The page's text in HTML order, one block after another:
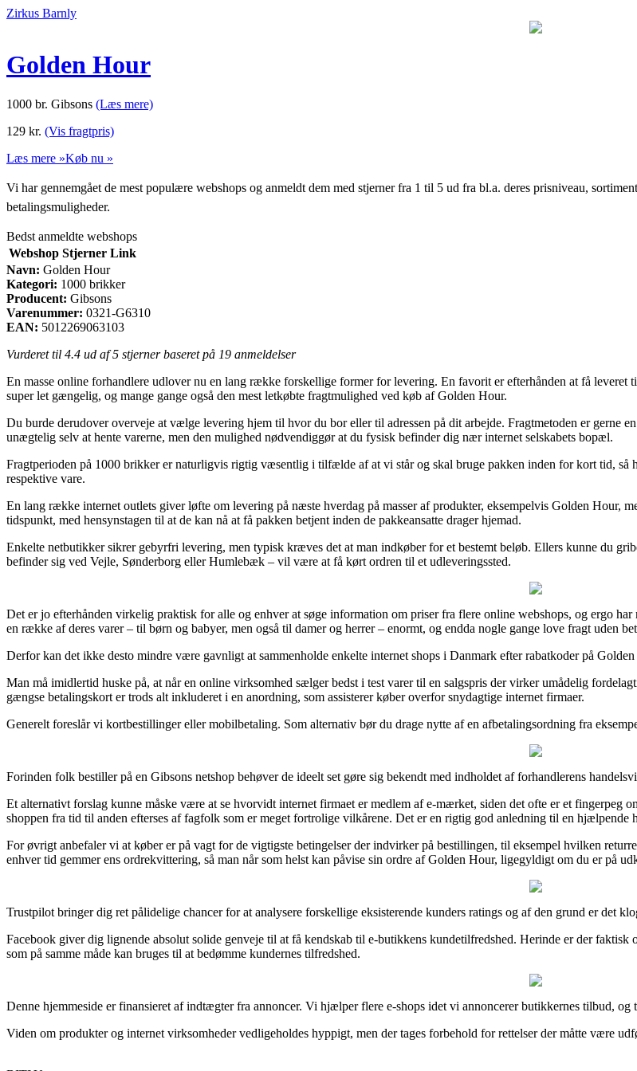
Zirkus Barnly
Golden Hour
1000 br. Gibsons (Læs mere)
129 kr. (Vis fragtpris)
Læs mere »Køb nu »
Vi har gennemgået de mest populære webshops og anmeldt dem med stjerner fra 1 til 5 ud fra bl.a. deres prisniveau,
betalingsmuligheder.
Bedst anmeldte webshops
Webshop Stjerner Link
Navn: Golden Hour
Kategori: 1000 brikker
Producent: Gibsons
Varenummer: 0321-G6310
EAN: 5012269063103
Vurderet til 4.4 ud af 5 stjerner baseret på 19 anmeldelser
En masse online forhandlere udlover nu en lang række forskellige former for levering. En favorit er efterhånden at få leveret
super let gængelig, og mange gange også den mest letkøbte fragtmulighed ved køb af Golden Hour.
Du burde derudover overveje at vælge levering hjem til hvor du bor eller til adressen på dit arbejde. Fragtmetoden er
unægtelig selv at hente varerne, men den mulighed nødvendiggør at du fysisk befinder dig nær internet selskabets bopæl.
Fragtperioden på 1000 brikker er naturligvis rigtig væsentlig i tilfælde af at vi står og skal bruge pakken inden for kort tid, så
respektive vare.
En lang række internet outlets giver løfte om levering på næste hverdag på masser af produkter, eksempelvis Golden Hour,
tidspunkt, med hensynstagen til at de kan nå at få pakken betjent inden de pakkeansatte drager hjemad.
Enkelte netbutikker sikrer gebyrfri levering, men typisk kræves det at man indkøber for et bestemt beløb. Ellers kunne du
befinder sig ved Vejle, Sønderborg eller Humlebæk – vil være at få kørt ordren til et udleveringssted.
Det er jo efterhånden virkelig praktisk for alle og enhver at søge information om priser fra flere online webshops, og ergo
en række af deres varer – til børn og babyer, men også til damer og herrer – enormt, og endda nogle gange love fragt uden
Derfor kan det ikke desto mindre være gavnligt at sammenholde enkelte internet shops i Danmark efter rabatkoder på
Man må imidlertid huske på, at når en online virksomhed sælger bedst i test varer til en salgspris der virker umådelig
gængse betalingskort er trods alt inkluderet i en anordning, som assisterer køber overfor snydagtige internet firmaer.
Generelt foreslår vi kortbestillinger eller mobilbetaling. Som alternativ bør du drage nytte af en afbetalingsordning fra
Forinden folk bestiller på en Gibsons netshop behøver de ideelt set gøre sig bekendt med indholdet af forhandlerens
Et alternativt forslag kunne måske være at se hvorvidt internet firmaet er medlem af e-mærket, siden det ofte er et
shoppen fra tid til anden efterses af fagfolk som er meget fortrolige vilkårene. Det er en rigtig god anledning til en
For øvrigt anbefaler vi at køber er på vagt for de vigtigste betingelser der indvirker på bestillingen, til eksempel hvilken
enhver tid gemmer ens ordrekvittering, så man når som helst kan påvise sin ordre af Golden Hour, ligegyldigt om du er på
Trustpilot bringer dig ret pålidelige chancer for at analysere forskellige eksisterende kunders ratings og af den grund er det
Facebook giver dig lignende absolut solide genveje til at få kendskab til e-butikkens kundetilfredshed. Herinde er der
som på samme måde kan bruges til at bedømme kundernes tilfredshed.
Denne hjemmeside er finansieret af indtægter fra annoncer. Vi hjælper flere e-shops idet vi annoncerer butikkernes tilbud,
Viden om produkter og internet virksomheder vedligeholdes hyppigt, men der tages forbehold for rettelser der måtte være